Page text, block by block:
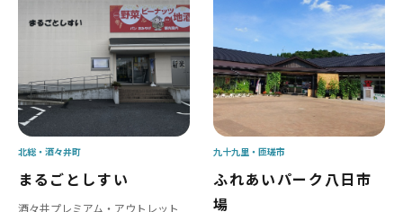
まるごとしすい
酒々井プレミアム・アウトレット
北総 酒々井町
ふれあいパーク八日市
場
九十九里 匝瑳市